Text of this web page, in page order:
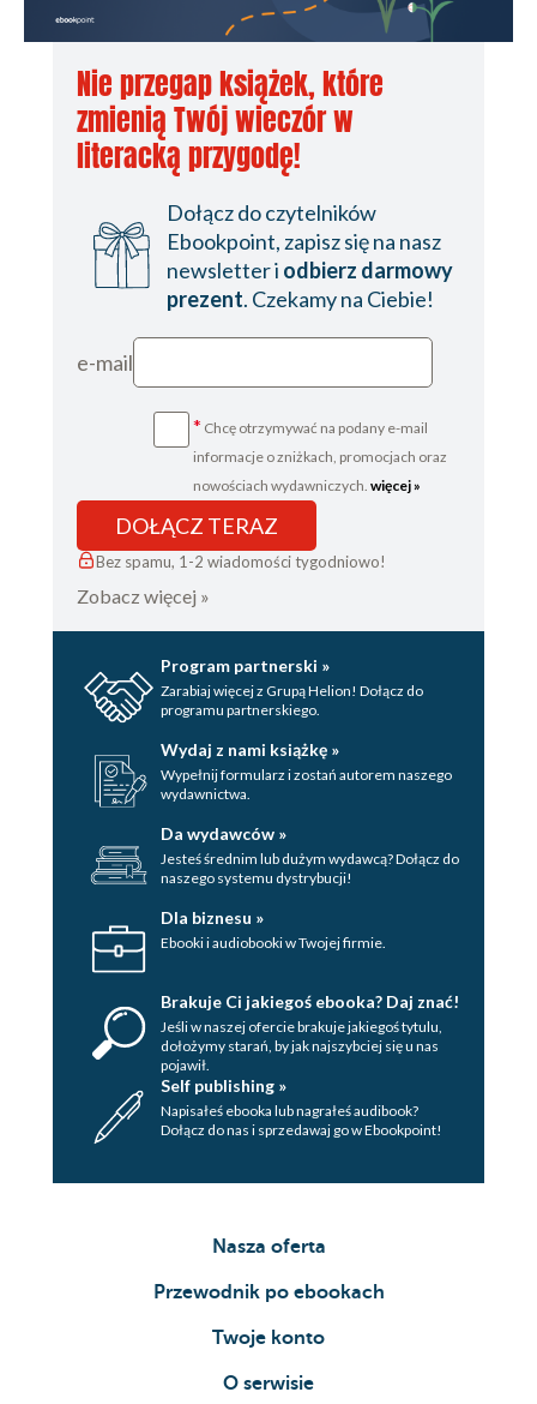
Nie przegap książek, które
zmienią Twój wieczór w
literacką przygodę!
Dołącz do czytelników
Ebookpoint, zapisz się na nasz
newsletter i odbierz darmowy
prezent. Czekamy na Ciebie!
e-mail
* Chcę otrzymywać na podany e-mail
informacje o zniżkach, promocjach oraz
nowościach wydawniczych. więcej »
DOŁĄCZ TERAZ
Bez spamu, 1-2 wiadomości tygodniowo!
Zobacz więcej »
Program partnerski »
Zarabiaj więcej z Grupą Helion! Dołącz do
programu partnerskiego.
Wydaj z nami książkę »
Wypełnij formularz i zostań autorem naszego
wydawnictwa.
Da wydawców »
Jesteś średnim lub dużym wydawcą? Dołącz do
naszego systemu dystrybucji!
Dla biznesu »
Ebooki i audiobooki w Twojej firmie.
Brakuje Ci jakiegoś ebooka? Daj znać!
Jeśli w naszej ofercie brakuje jakiegoś tytulu,
dołożymy starań, by jak najszybciej się u nas
pojawił.
Self publishing »
Napisałeś ebooka lub nagrałeś audibook?
Dołącz do nas i sprzedawaj go w Ebookpoint!
Nasza oferta
Przewodnik po ebookach
Twoje konto
O serwisie